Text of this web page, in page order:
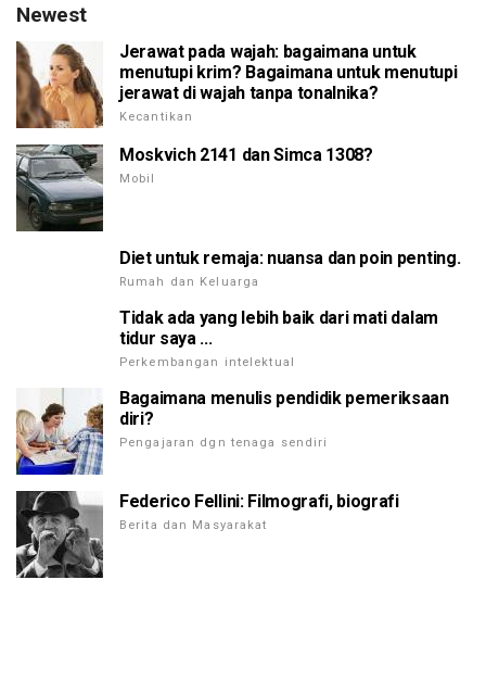
Newest
Jerawat pada wajah: bagaimana untuk
menutupi krim? Bagaimana untuk menutupi
jerawat di wajah tanpa tonalnika?
Kecantikan
Moskvich 2141 dan Simca 1308?
Mobil
Diet untuk remaja: nuansa dan poin penting.
Rumah dan Keluarga
Tidak ada yang lebih baik dari mati dalam
tidur saya ...
Perkembangan intelektual
Bagaimana menulis pendidik pemeriksaan
diri?
Pengajaran dgn tenaga sendiri
Federico Fellini: Filmografi, biografi
Berita dan Masyarakat